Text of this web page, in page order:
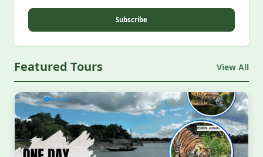
Subscribe
Featured Tours View All